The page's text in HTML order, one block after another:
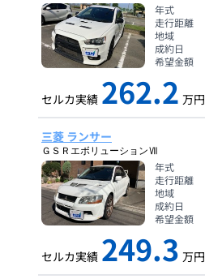
年式
走行距離
地域
成約日
希望金額
セルカ実績 262.2 万円
三菱 ランサー
ＧＳＲエボリューションⅦ
年式
走行距離
地域
成約日
希望金額
セルカ実績 249.3 万円